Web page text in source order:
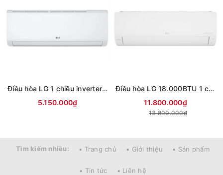
Điều hòa LG 1 chiều inverter 9000Btu IFC09M1 (mới 2026)
5.150.000₫
Điều hòa LG 18.000BTU 1 chiều Inverter IEC18M2 mới 2026
11.800.000₫
13.800.000₫
Tìm kiếm nhiều: • Trang chủ • Giới thiệu • Sản phẩm
• Tin tức • Liên hệ